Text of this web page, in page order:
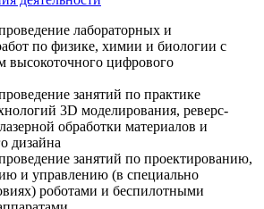
лабораторных и
по физике, химии и биологии с
высокоточного цифрового
занятий по практике
3D моделирования, реверс-
обработки материалов и
дизайна
занятий по проектированию,
и управлению (в специально
роботами и беспилотными